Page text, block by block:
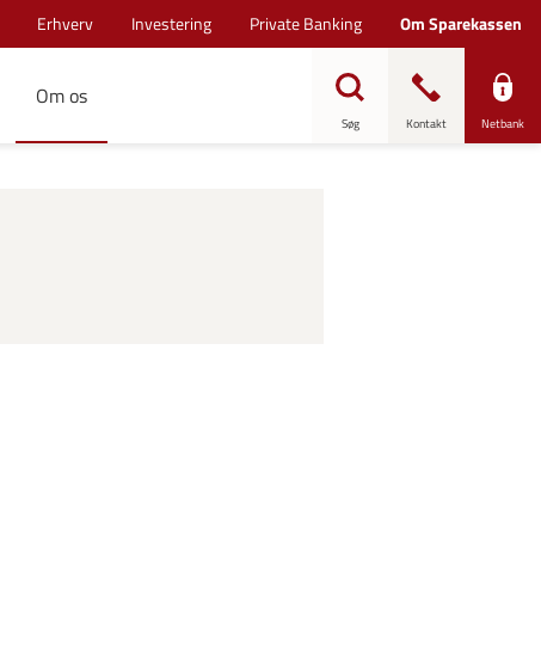
Erhverv Investering Private Banking Om Sparekassen
Om os
Søg Kontakt Netbank